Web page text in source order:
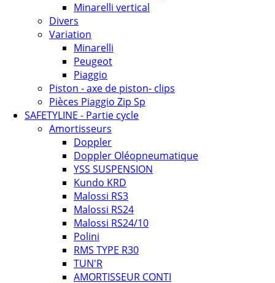
Minarelli vertical
Divers
Variation
Minarelli
Peugeot
Piaggio
Piston - axe de piston- clips
Pièces Piaggio Zip Sp
SAFETYLINE - Partie cycle
Amortisseurs
Doppler
Doppler Oléopneumatique
YSS SUSPENSION
Kundo KRD
Malossi RS3
Malossi RS24
Malossi RS24/10
Polini
RMS TYPE R30
TUN'R
AMORTISSEUR CONTI